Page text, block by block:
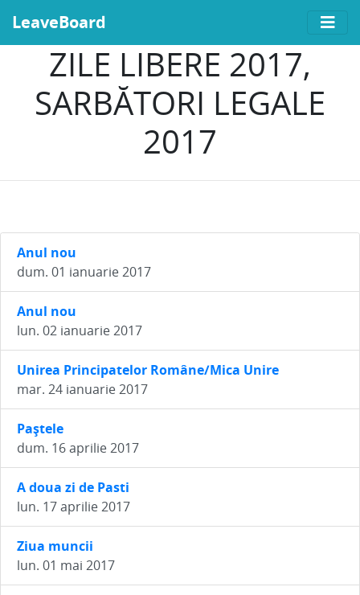
LeaveBoard
ZILE LIBERE 2017,
SARBĂTORI LEGALE
2017
Anul nou
dum. 01 ianuarie 2017
Anul nou
lun. 02 ianuarie 2017
Unirea Principatelor Române/Mica Unire
mar. 24 ianuarie 2017
Paştele
dum. 16 aprilie 2017
A doua zi de Pasti
lun. 17 aprilie 2017
Ziua muncii
lun. 01 mai 2017